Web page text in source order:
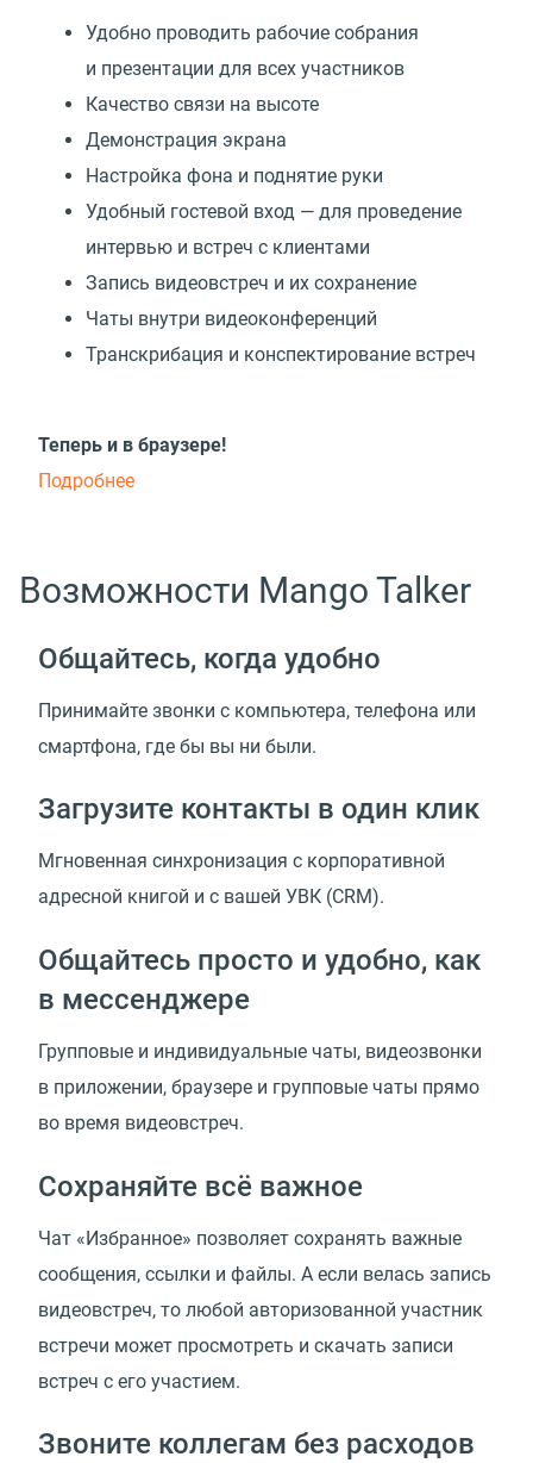
Удобно проводить рабочие собрания
и презентации для всех участников
Качество связи на высоте
Демонстрация экрана
Настройка фона и поднятие руки
Удобный гостевой вход — для проведение
интервью и встреч с клиентами
Запись видеовстреч и их сохранение
Чаты внутри видеоконференций
Транскрибация и конспектирование встреч
Теперь и в браузере!
Подробнее
Возможности Mango Talker
Общайтесь, когда удобно
Принимайте звонки с компьютера, телефона или
смартфона, где бы вы ни были.
Загрузите контакты в один клик
Мгновенная синхронизация с корпоративной
адресной книгой и с вашей УВК (CRM).
Общайтесь просто и удобно, как
в мессенджере
Групповые и индивидуальные чаты, видеозвонки
в приложении, браузере и групповые чаты прямо
во время видеовстреч.
Сохраняйте всё важное
Чат «Избранное» позволяет сохранять важные
сообщения, ссылки и файлы. А если велась запись
видеовстреч, то любой авторизованной участник
встречи может просмотреть и скачать записи
встреч с его участием.
Звоните коллегам без расходов